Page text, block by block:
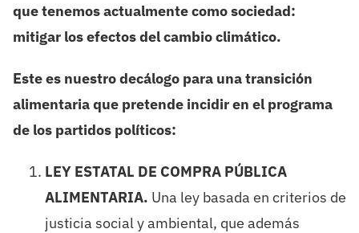
que tenemos actualmente como sociedad:
mitigar los efectos del cambio climático.
Este es nuestro decálogo para una transición
alimentaria que pretende incidir en el programa
de los partidos políticos:
LEY ESTATAL DE COMPRA PÚBLICA
ALIMENTARIA. Una ley basada en criterios de
justicia social y ambiental, que además